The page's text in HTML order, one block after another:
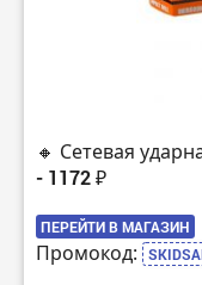
🔸 Сетевая
- 1172 ₽
ПЕРЕЙТИ В МАГАЗИН
Промокод: